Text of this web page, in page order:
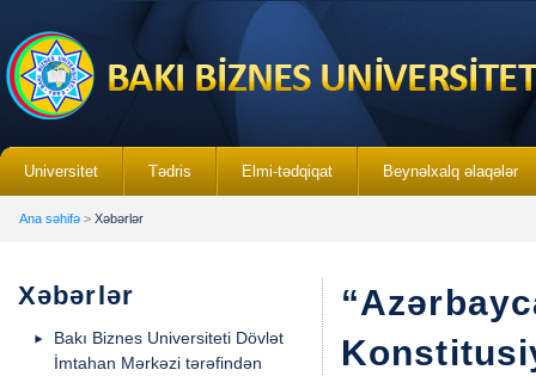
Universitet Tədris Elmi-tədqiqat Beynəlxalq əlaqələr
Ana səhifə > Xəbərlər
Xəbərlər
Bakı Biznes Universiteti Dövlət
İmtahan Mərkəzi tərəfindən